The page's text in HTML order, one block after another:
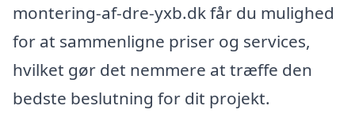
montering-af-dre-yxb.dk får du mulighed
for at sammenligne priser og services,
hvilket gør det nemmere at træffe den
bedste beslutning for dit projekt.